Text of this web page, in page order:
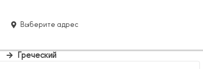
Выберите адрес
Греческий